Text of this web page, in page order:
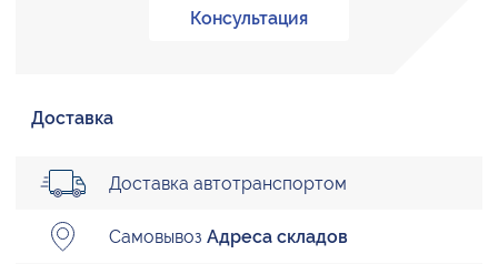
Консультация
Доставка
Доставка автотранспортом
Самовывоз Адреса складов